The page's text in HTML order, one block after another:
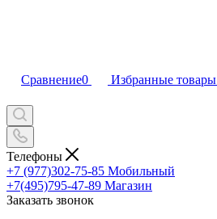
Сравнение0 Избранные товары
Телефоны
+7 (977)302-75-85 Мобильный
+7(495)795-47-89 Магазин
Заказать звонок